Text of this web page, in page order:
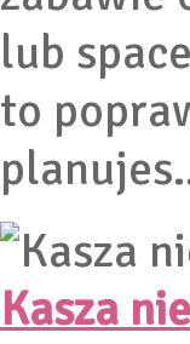
lub
to
Kasza